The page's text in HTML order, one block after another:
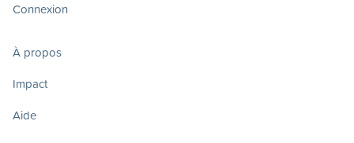
Connexion
À propos
Impact
Aide